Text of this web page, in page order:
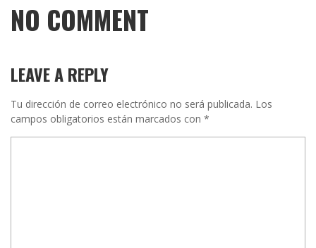
NO COMMENT
LEAVE A REPLY
Tu dirección de correo electrónico no será publicada. Los
campos obligatorios están marcados con *